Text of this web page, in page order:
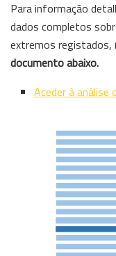
Para informação
dados completos
extremos registados,
documento abaixo.
Aceder à análise